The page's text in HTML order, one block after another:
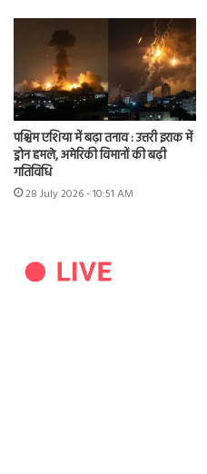
पश्चिम एशिया में बढ़ा तनाव : उत्तरी इराक में
ड्रोन हमले, अमेरिकी विमानों की बढ़ी
गतिविधि
28 July 2026 - 10:51 AM